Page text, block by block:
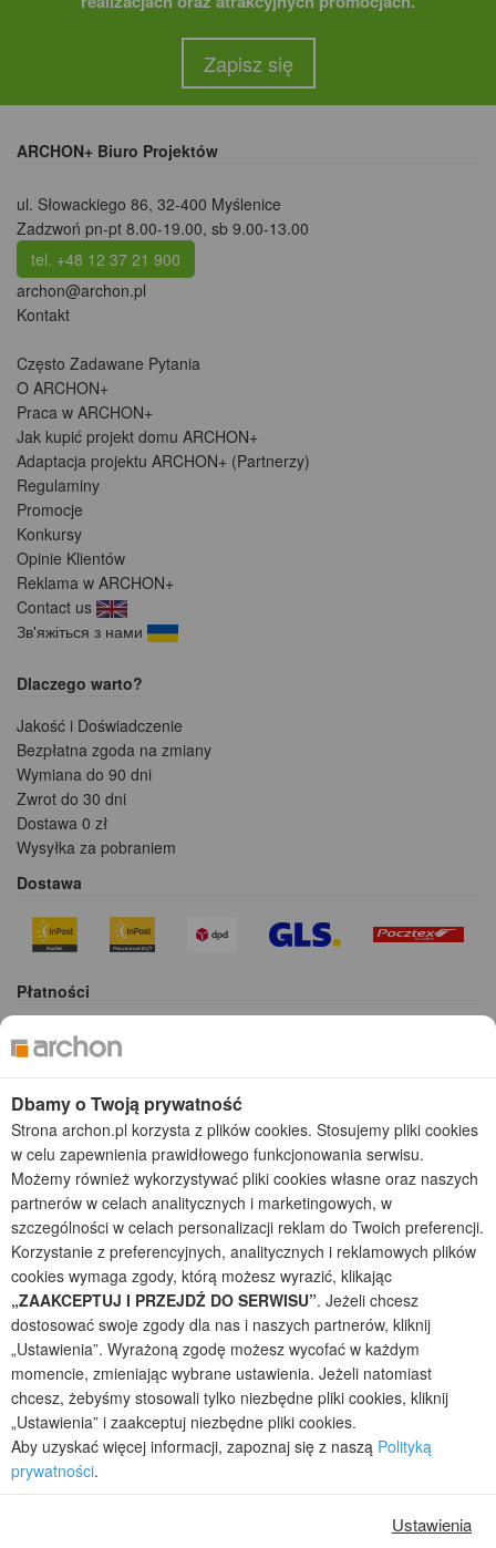
Zapisz się
ARCHON+ Biuro Projektów
ul. Słowackiego 86, 32-400 Myślenice
Zadzwoń pn-pt 8.00-19.00, sb 9.00-13.00
tel. +48 12 37 21 900
archon@archon.pl
Kontakt
Często Zadawane Pytania
O ARCHON+
Praca w ARCHON+
Jak kupić projekt domu ARCHON+
Adaptacja projektu ARCHON+ (Partnerzy)
Regulaminy
Promocje
Konkursy
Opinie Klientów
Reklama w ARCHON+
Contact us
Зв'яжіться з нами
Dlaczego warto?
Jakość i Doświadczenie
Bezpłatna zgoda na zmiany
Wymiana do 90 dni
Zwrot do 30 dni
Dostawa 0 zł
Wysyłka za pobraniem
Dostawa
Płatności
Kolekcje projektów
Gotowe projekty domów
Projekty domów tanich w budowie
Projekty domów szeregowych
Projekty małych domów (do 150 m2)
Projekty domów wielorodzinnych
Projekty domów bliźniaczych
Projekty domów nowoczesnych
Projekty domów parterowych
2026 © ARCHON+ Biuro Projektów - Tradycyjne i nowoczesne gotowe
projekty domów - autorska pracownia architektoniczna założona w 1990r.
przez arch. Barbarę Mendel
Z uwagi na ciągłe doskonalenie procesu powstawania projektów (zgodnie z
normą ISO 9001), prezentowane na stronie projekty domów mogą
nieznacznie różnić się od dokumentacji technicznej.
dostosowania ich do Państwa indywidualnych potrzeb korzystamy z
Dbamy o Twoją prywatność
Strona archon.pl korzysta z plików cookies. Stosujemy pliki cookies
w celu zapewnienia prawidłowego funkcjonowania serwisu.
Możemy również wykorzystywać pliki cookies własne oraz naszych
partnerów w celach analitycznych i marketingowych, w
szczególności w celach personalizacji reklam do Twoich preferencji.
Korzystanie z preferencyjnych, analitycznych i reklamowych plików
cookies wymaga zgody, którą możesz wyrazić, klikając
„ZAAKCEPTUJ I PRZEJDŹ DO SERWISU”. Jeżeli chcesz
dostosować swoje zgody dla nas i naszych partnerów, kliknij
„Ustawienia”. Wyrażoną zgodę możesz wycofać w każdym
momencie, zmieniając wybrane ustawienia. Jeżeli natomiast
chcesz, żebyśmy stosowali tylko niezbędne pliki cookies, kliknij
„Ustawienia” i zaakceptuj niezbędne pliki cookies.
Aby uzyskać więcej informacji, zapoznaj się z naszą Polityką
prywatności.
Ustawienia